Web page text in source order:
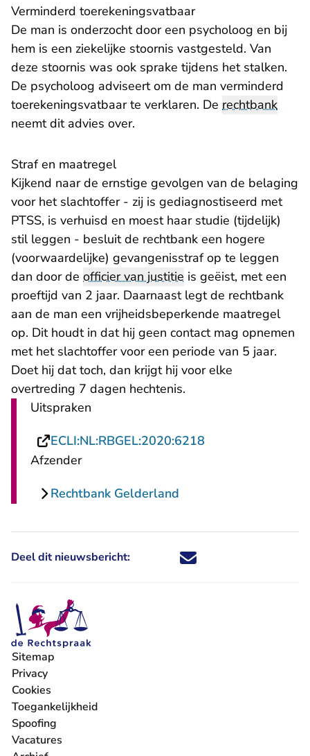
​Verminderd toerekeningsvatbaar
De man is onderzocht door een psycholoog en bij
hem is een ziekelijke stoornis vastgesteld. Van
deze stoornis was ook sprake tijdens het stalken.
De psycholoog adviseert om de man verminderd
toerekeningsvatbaar te verklaren. De rechtbank
neemt dit advies over.
​Straf en maatregel
Kijkend naar de ernstige gevolgen van de belaging
voor het slachtoffer - zij is gediagnostiseerd met
PTSS, is verhuisd en moest haar studie (tijdelijk)
stil leggen - besluit de rechtbank een hogere
(voorwaardelijke) gevangenisstraf op te leggen
dan door de officier van justitie is geëist, met een
proeftijd van 2 jaar. Daarnaast legt de rechtbank
aan de man een vrijheidsbeperkende maatregel
op. Dit houdt in dat hij geen contact mag opnemen
met het slachtoffer voor een periode van 5 jaar.
Doet hij dat toch, dan krijgt hij voor elke
overtreding 7 dagen hechtenis.
Uitspraken
ECLI:NL:RBGEL:2020:6218
Afzender
Rechtbank Gelderland
Deel dit nieuwsbericht: Deel dit nieuwsbericht via X -
Deel dit nieuwsbericht via
Deel dit nieuwsbericht
Deel dit
Sitemap
Privacy
Cookies
Toegankelijkheid
Spoofing
Vacatures
- U verlaat Rechtspraak.nl